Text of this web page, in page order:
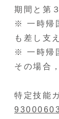
期間と第
※ 一時帰
も差し支
※ 一時帰
その場合
特定技能